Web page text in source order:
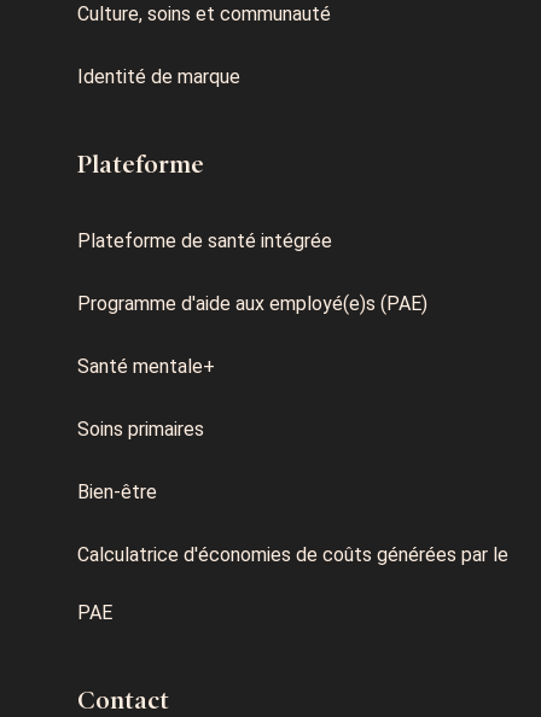
Culture, soins et communauté
Identité de marque
Plateforme
Plateforme de santé intégrée
Programme d'aide aux employé(e)s (PAE)
Santé mentale+
Soins primaires
Bien-être
Calculatrice d'économies de coûts générées par le
PAE
Contact